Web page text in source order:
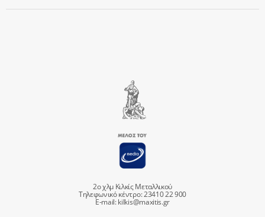
2ο χλμ Κιλκίς Μεταλλικού
Τηλεφωνικό κέντρο: 23410 22 900
E-mail:kilkis@maxitis.gr